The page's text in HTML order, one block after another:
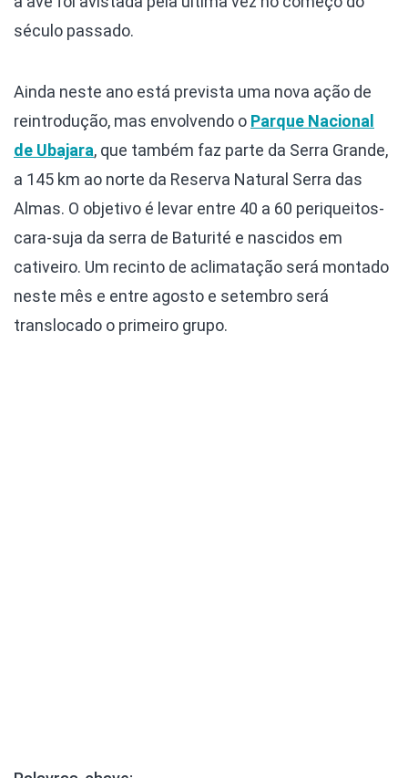
século passado.
Ainda neste ano está prevista uma nova ação de
reintrodução, mas envolvendo o Parque Nacional
de Ubajara, que também faz parte da Serra Grande,
a 145 km ao norte da Reserva Natural Serra das
Almas. O objetivo é levar entre 40 a 60 periqueitos-
cara-suja da serra de Baturité e nascidos em
cativeiro. Um recinto de aclimatação será montado
neste mês e entre agosto e setembro será
translocado o primeiro grupo.